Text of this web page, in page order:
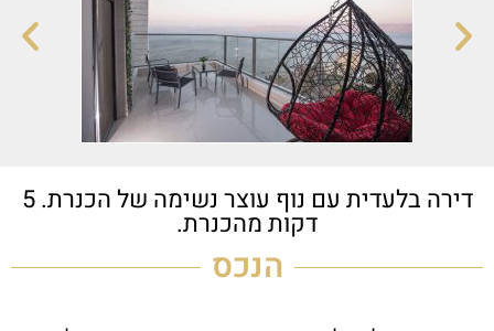
דירה בלעדית עם נוף עוצר נשימה של הכנרת. 5
דקות מהכנרת.
הנכס